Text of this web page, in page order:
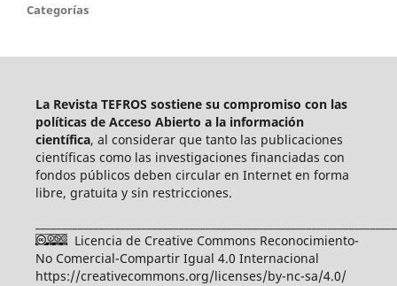
Categorías
La Revista TEFROS sostiene su compromiso con las
políticas de Acceso Abierto a la información
científica, al considerar que tanto las publicaciones
científicas como las investigaciones financiadas con
fondos públicos deben circular en Internet en forma
libre, gratuita y sin restricciones.
Licencia de Creative Commons Reconocimiento-
No Comercial-Compartir Igual 4.0 Internacional
https://creativecommons.org/licenses/by-nc-sa/4.0/